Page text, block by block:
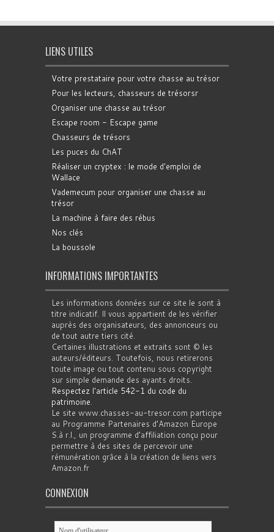
LIENS UTILES
Votre prestataire pour votre chasse au trésor
Pour les lecteurs, chasseurs de trésorsr
Organiser une chasse au trésor
Escape room - Escape game
Chasseurs de trésors
Les puces du ChAT
Réaliser un cryptex : le mode d'emploi de
Wallace
Vademecum pour organiser une chasse au
trésor
La machine à faire des rébus
Nos clés
La boussole
INFORMATIONS IMPORTANTES
Les informations données sur ce site le sont à
titre indicatif. Il vous appartient de les vérifier
auprès des organisateurs, des annonceurs ou
de tout autre tiers cité.
Certaines illustrations et extraits sont © les
auteurs/éditeurs. Toutefois, nous retirerons
toute image ou tout contenu sous copyright
sur simple demande des ayants droits.
Respectez l'article 542-1 du code du
patrimoine.
Le site www.chasses-au-tresor.com participe
au Programme Partenaires d’Amazon Europe
S.à r.l., un programme d’affiliation conçu pour
permettre à des sites de percevoir une
rémunération grâce à la création de liens vers
Amazon.fr
CONNEXION